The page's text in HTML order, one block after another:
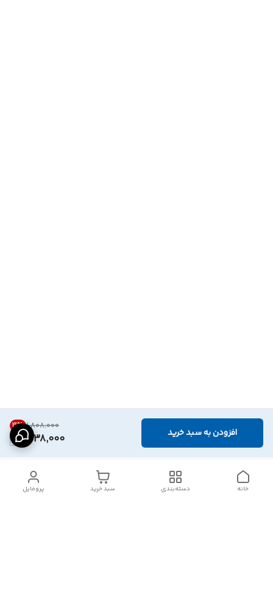
۱٬۸۰۸٬۰۰۰ 3%
1,738,000 افزودن به سبد خرید
پروفایل سبد خرید دسته‌بندی خانه